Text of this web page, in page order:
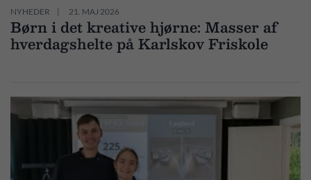
NYHEDER 21. MAJ 2026
Børn i det kreative hjørne: Masser af
hverdagshelte på Karlskov Friskole